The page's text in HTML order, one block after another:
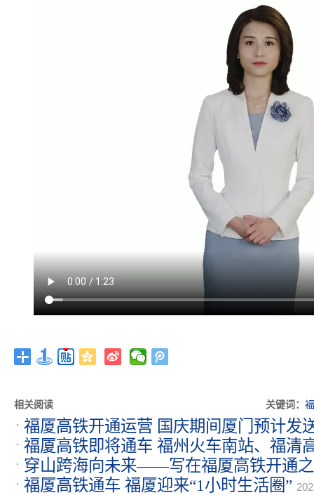
相关阅读 关键词：
福厦高铁开通运营 国庆期间厦门预计发
09-28
福厦高铁即将通车 福州火车南站、福清
公交 2023-09-28
穿山跨海向未来——写在福厦高铁开通
福厦高铁通车 福厦迎来“1小时生活圈”